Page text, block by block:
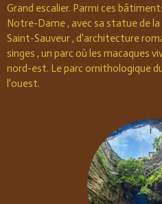
Grand escalier. Parmi ces
Notre-Dame , avec sa statue de
Saint-Sauveur , d'architecture
singes , un parc où les macaques
nord-est. Le parc ornithologique
l'ouest.